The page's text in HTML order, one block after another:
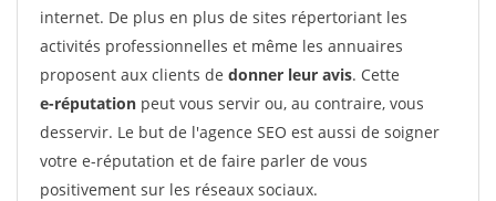
internet. De plus en plus de sites répertoriant les
activités professionnelles et même les annuaires
proposent aux clients de donner leur avis. Cette
e-réputation peut vous servir ou, au contraire, vous
desservir. Le but de l'agence SEO est aussi de soigner
votre e-réputation et de faire parler de vous
positivement sur les réseaux sociaux.